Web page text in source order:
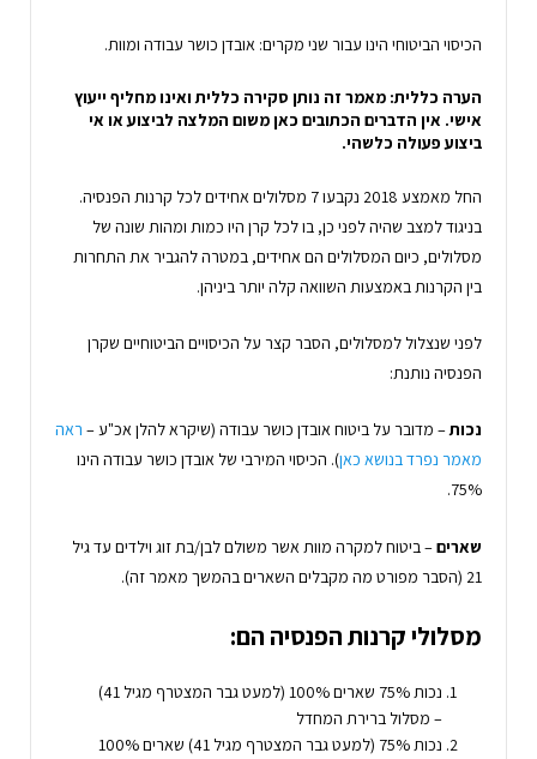
הכיסוי הביטוחי הינו עבור שני מקרים: אובדן כושר עבודה ומוות.
הערה כללית: מאמר זה נותן סקירה כללית ואינו מחליף ייעוץ
אישי. אין הדברים הכתובים כאן משום המלצה לביצוע או אי
ביצוע פעולה כלשהי.
החל מאמצע 2018 נקבעו 7 מסלולים אחידים לכל קרנות הפנסיה.
בניגוד למצב שהיה לפני כן, בו לכל קרן היו כמות ומהות שונה של
מסלולים, כיום המסלולים הם אחידים, במטרה להגביר את התחרות
בין הקרנות באמצעות השוואה קלה יותר ביניהן.
לפני שנצלול למסלולים, הסבר קצר על הכיסויים הביטוחיים שקרן
הפנסיה נותנת:
נכות– מדובר על ביטוח אובדן כושר עבודה (שיקרא להלן אכ"ע – ראה
מאמר נפרד בנושא כאן). הכיסוי המירבי של אובדן כושר עבודה הינו
75%.
שארים– ביטוח למקרה מוות אשר משולם לבן/בת זוג וילדים עד גיל
21 (הסבר מפורט מה מקבלים השארים בהמשך מאמר זה).
מסלולי קרנות הפנסיה הם:
נכות 75% שארים 100% (למעט גבר המצטרף מגיל 41)
– מסלול ברירת המחדל
נכות 75% (למעט גבר המצטרף מגיל 41) שארים 100%